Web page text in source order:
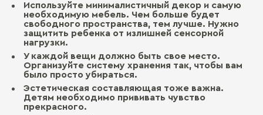
Используйте минималистичный декор и самую
необходимую мебель. Чем больше будет
свободного пространства, тем лучше. Нужно
защитить ребенка от излишней сенсорной
нагрузки.
У каждой вещи должно быть свое место.
Организуйте систему хранения так, чтобы вам
было просто убираться.
Эстетическая составляющая тоже важна.
Детям необходимо прививать чувство
прекрасного.